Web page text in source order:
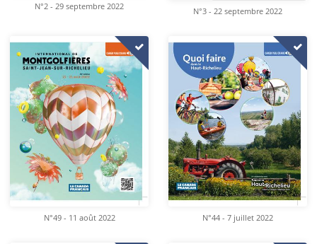
N°2 - 29 septembre 2022
N°3 - 22 septembre 2022
N°49 - 11 août 2022 N°44 - 7 juillet 2022